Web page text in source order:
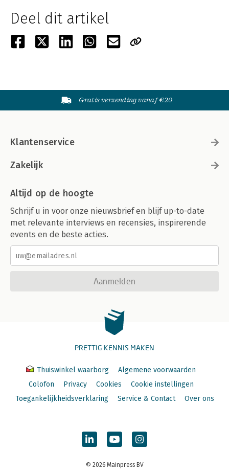
Deel dit artikel
Gratis verzending vanaf €20
Klantenservice
Zakelijk
Altijd op de hoogte
Schrijf u in voor onze nieuwsbrief en blijf up-to-date
met relevante interviews en recensies, inspirerende
events en de beste acties.
Aanmelden
PRETTIG KENNIS MAKEN
Thuiswinkel waarborg
Algemene voorwaarden
Colofon
Privacy Cookies
Cookie instellingen
Toegankelijkheidsverklaring
Service & Contact Over ons
© 2026 Mainpress BV